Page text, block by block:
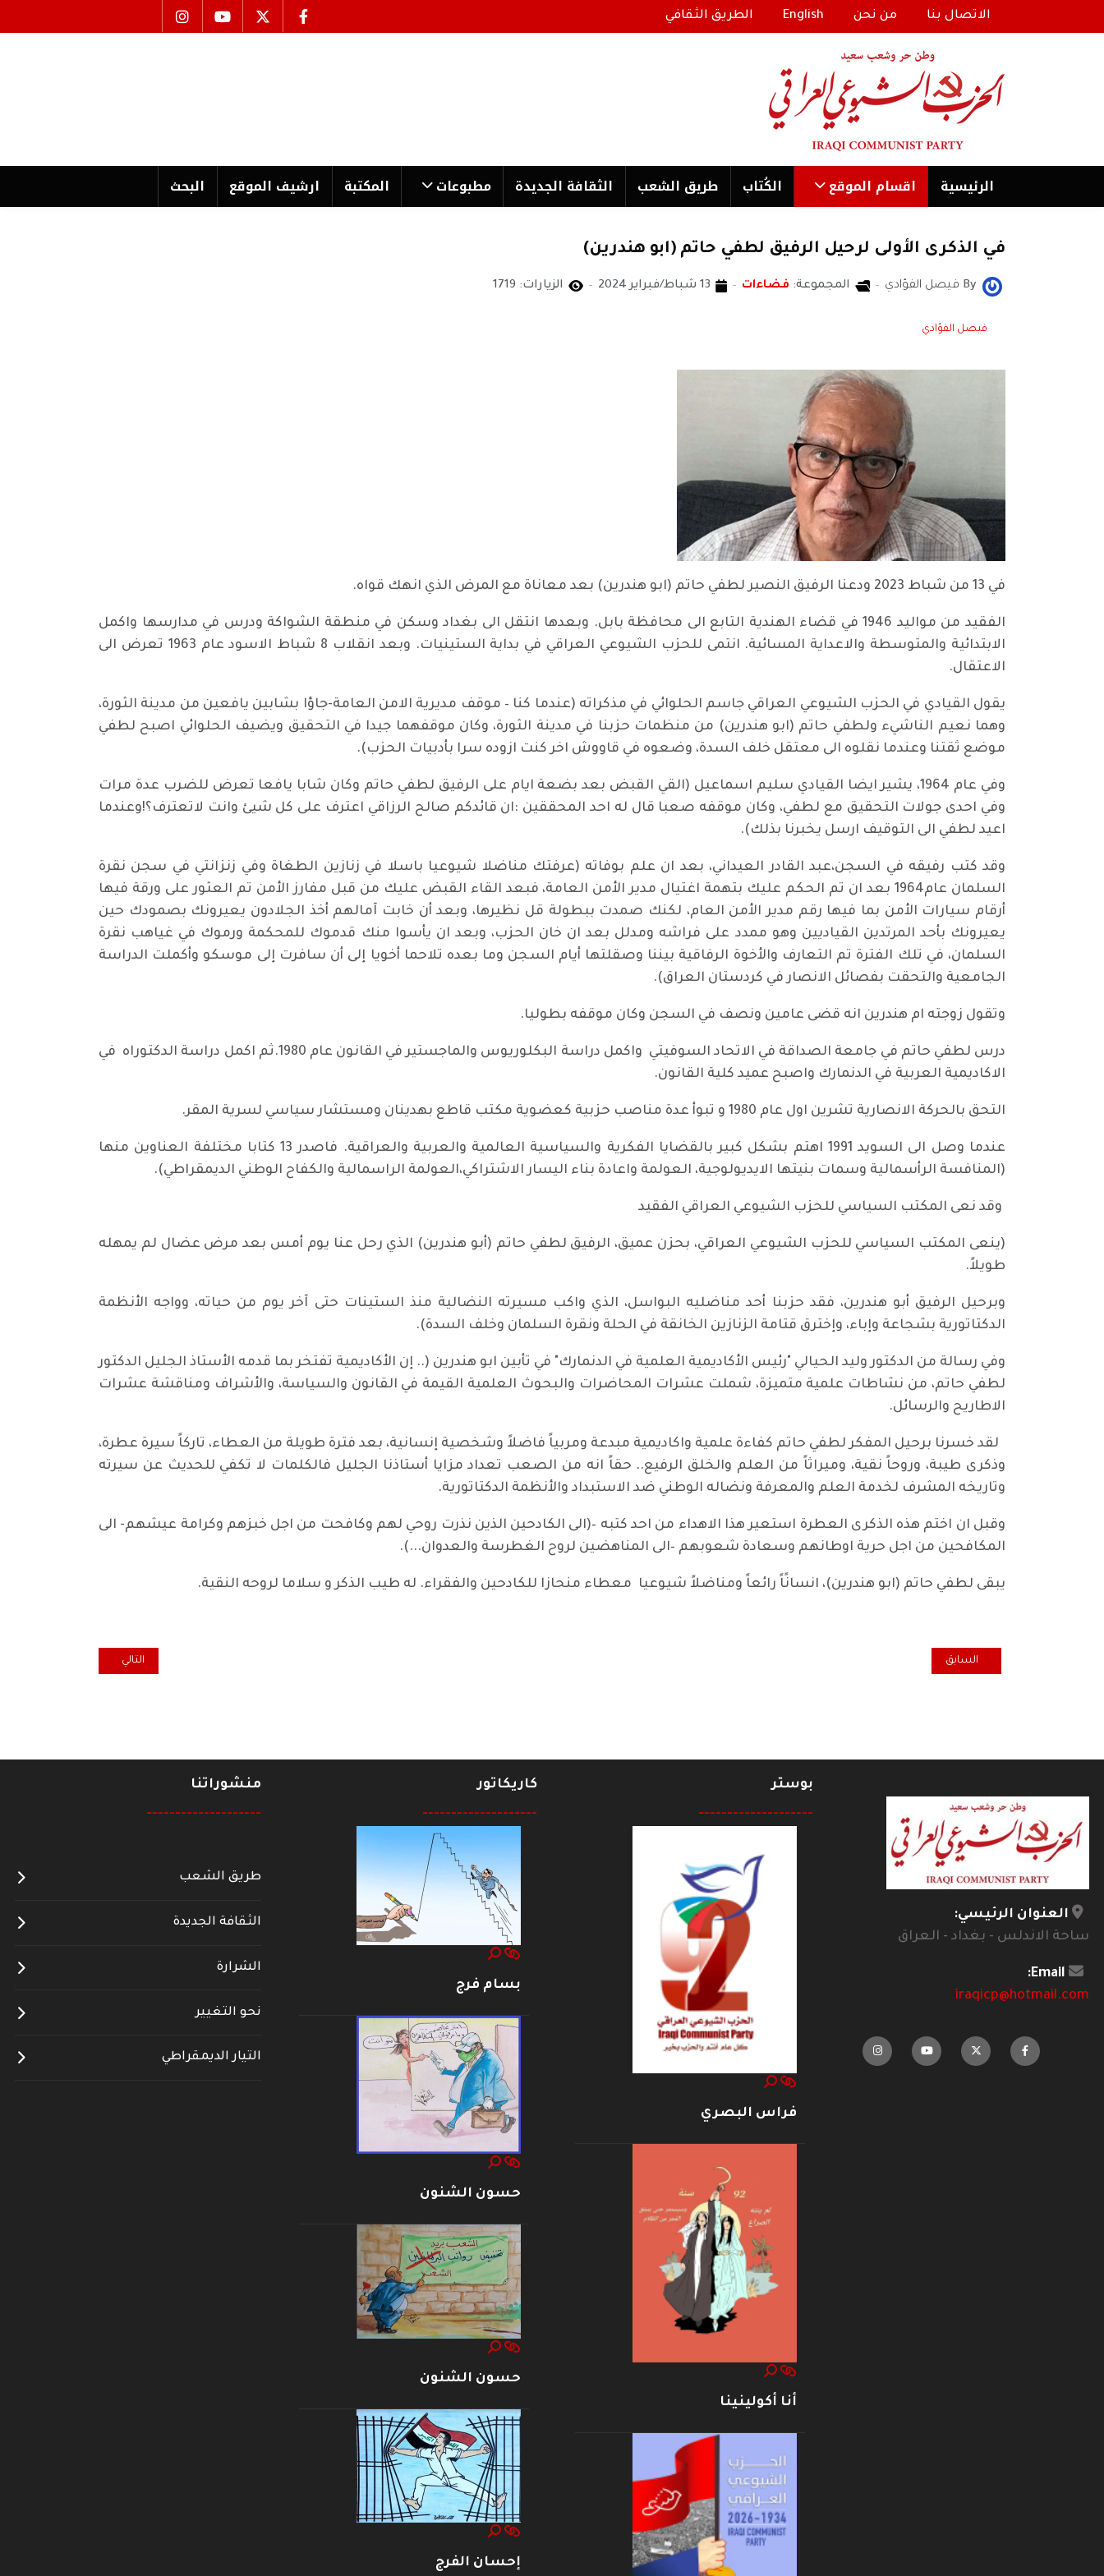
الاتصال بنا من نحن English الطريق الثقافي
الرئیسية اقسام الموقع الكُتاب طریق الشعب الثقافة الجدیدة مطبوعات المكتبة ارشیف الموقع البحث
في الذكرى الأولى لرحيل الرفيق لطفي حاتم (ابو هندرين)
By فيصل الفؤادي المجموعة: فضاءات 13 شباط/فبراير 2024 الزيارات: 1719
فيصل الفؤادي
في 13 من شباط 2023 ودعنا الرفيق النصير لطفي حاتم (ابو هندرين) بعد معاناة مع المرض الذي انهك قواه.
الفقيد من مواليد 1946 في قضاء الهندية التابع الى محافظة بابل. وبعدها انتقل الى بغداد وسكن في منطقة الشواكة ودرس في مدارسها واكمل
الابتدائية والمتوسطة والاعداية المسائية. انتمى للحزب الشيوعي العراقي في بداية الستينيات. وبعد انقلاب 8 شباط الاسود عام 1963 تعرض الى
الاعتقال.
يقول القيادي في الحزب الشيوعي العراقي جاسم الحلوائي في مذكراته (عندما كنا – موقف مديرية الامن العامة-جاؤا بشابين يافعين من مدينة الثورة،
وهما نعيم الناشيء ولطفي حاتم (ابو هندرين) من منظمات حزبنا في مدينة الثورة، وكان موقفهما جيدا في التحقيق ويضيف الحلوائي اصبح لطفي
موضع ثقتنا وعندما نقلوه الى معتقل خلف السدة، وضعوه في قاووش اخر كنت ازوده سرا بأدبيات الحزب).
وفي عام 1964، يشير ايضا القيادي سليم اسماعيل (القي القبض بعد بضعة ايام على الرفيق لطفي حاتم وكان شابا يافعا تعرض للضرب عدة مرات
وفي احدى جولات التحقيق مع لطفي، وكان موقفه صعبا قال له احد المحققين :ان قائدكم صالح الرزاقي اعترف على كل شيئ وانت لاتعترف؟!وعندما
اعيد لطفي الى التوقيف ارسل يخبرنا بذلك).
وقد كتب رفيقه في السجن،عبد القادر العيداني، بعد ان علم بوفاته (عرفتك مناضلا شيوعيا باسلا في زنازين الطغاة وفي زنزانتي في سجن نقرة
السلمان عام1964 بعد ان تم الحكم عليك بتهمة اغتيال مدير الأمن العامة، فبعد القاء القبض عليك من قبل مفارز الأمن تم العثور على ورقة فيها
أرقام سيارات الأمن بما فيها رقم مدير الأمن العام، لكنك صمدت ببطولة قل نظيرها، وبعد أن خابت آمالهم أخذ الجلادون يعيرونك بصمودك حين
يعيرونك بأحد المرتدين القياديين وهو ممدد على فراشه ومدلل بعد ان خان الحزب، وبعد ان يأسوا منك قدموك للمحكمة ورموك في غياهب نقرة
السلمان، في تلك الفترة تم التعارف والأخوة الرفاقية بيننا وصقلتها أيام السجن وما بعده تلاحما أخويا إلى أن سافرت إلى موسكو وأكملت الدراسة
الجامعية والتحقت بفصائل الانصار في كردستان العراق).
وتقول زوجته ام هندرين انه قضى عامين ونصف في السجن وكان موقفه بطوليا.
درس لطفي حاتم في جامعة الصداقة في الاتحاد السوفيتي واكمل دراسة البكلوريوس والماجستير في القانون عام 1980.ثم اكمل دراسة الدكتوراه في
الاكاديمية العربية في الدنمارك واصبح عميد كلية القانون.
التحق بالحركة الانصارية تشرين اول عام 1980 و تبوأ عدة مناصب حزبية كعضوية مكتب قاطع بهدينان ومستشار سياسي لسرية المقر.
عندما وصل الى السويد 1991 اهتم بشكل كبير بالقضايا الفكرية والسياسية العالمية والعربية والعراقية. فاصدر 13 كتابا مختلفة العناوين منها
(المنافسة الرأسمالية وسمات بنيتها الايديولوجية، العولمة واعادة بناء اليسار الاشتراكي،العولمة الراسمالية والكفاح الوطني الديمقراطي).
وقد نعى المكتب السياسي للحزب الشيوعي العراقي الفقيد
(ينعى المكتب السياسي للحزب الشيوعي العراقي، بحزن عميق، الرفيق لطفي حاتم (أبو هندرين) الذي رحل عنا يوم أمس بعد مرض عضال لم يمهله
طويلاً.
وبرحيل الرفيق أبو هندرين، فقد حزبنا أحد مناضليه البواسل، الذي واكب مسيرته النضالية منذ الستينات حتى آخر يوم من حياته، وواجه الأنظمة
الدكتاتورية بشجاعة وإباء، وإخترق قتامة الزنازين الخانقة في الحلة ونقرة السلمان وخلف السدة).
وفي رسالة من الدكتور وليد الحيالي "رئيس الأكاديمية العلمية في الدنمارك" في تأبين ابو هندرين (.. إن الأكاديمية تفتخر بما قدمه الأستاذ الجليل الدكتور
لطفي حاتم، من نشاطات علمية متميزة، شملت عشرات المحاضرات والبحوث العلمية القيمة في القانون والسياسة، والأشراف ومناقشة عشرات
الاطاريح والرسائل.
لقد خسرنا برحيل المفكر لطفي حاتم كفاءة علمية واكاديمية مبدعة ومربياً فاضلاً وشخصية إنسانية، بعد فترة طويلة من العطاء، تاركاً سيرة عطرة،
وذكرى طيبة، وروحاً نقية، وميراثاً من العلم والخلق الرفيع.. حقاً انه من الصعب تعداد مزايا أستاذنا الجليل فالكلمات لا تكفي للحديث عن سيرته
وتاريخه المشرف لخدمة العلم والمعرفة ونضاله الوطني ضد الاستبداد والأنظمة الدكتاتورية.
وقبل ان اختم هذه الذكرى العطرة استعير هذا الاهداء من احد كتبه –(الى الكادحين الذين نذرت روحي لهم وكافحت من اجل خبزهم وكرامة عيشهم- الى
المكافحين من اجل حرية اوطانهم وسعادة شعوبهم –الى المناهضين لروح الغطرسة والعدوان...).
يبقى لطفي حاتم (ابو هندرين)، انسانًاً رائعاً ومناضلاً شيوعيا معطاء منحازا للكادحين والفقراء. له طيب الذكر و سلاما لروحه النقية.
المقال السابق: زيارة لقبور الراحلين من الجالية العراقية في غرب السويد
السابق المقال التالي: التنافس على
التالي
العنوان الرئيسي:
ساحة الاندلس - بغداد - العراق
Email:
iraqicp@hotmail.com
بوستر
--------------------
فراس البصري
أنا أكولينينا
كاريكاتور
--------------------
بسام فرج
حسون الشنون
حسون الشنون
إحسان الفرج
منشوراتنا
--------------------
طريق الشعب
الثقافة الجديدة
الشرارة
نحو التغيير
التيار الديمقراطي